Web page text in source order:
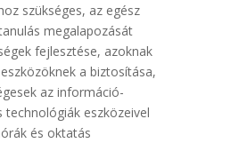
szükséges, az egész
megalapozását
fejlesztése, azoknak
a biztosítása,
az információ-
technológiák eszközeivel
és oktatás